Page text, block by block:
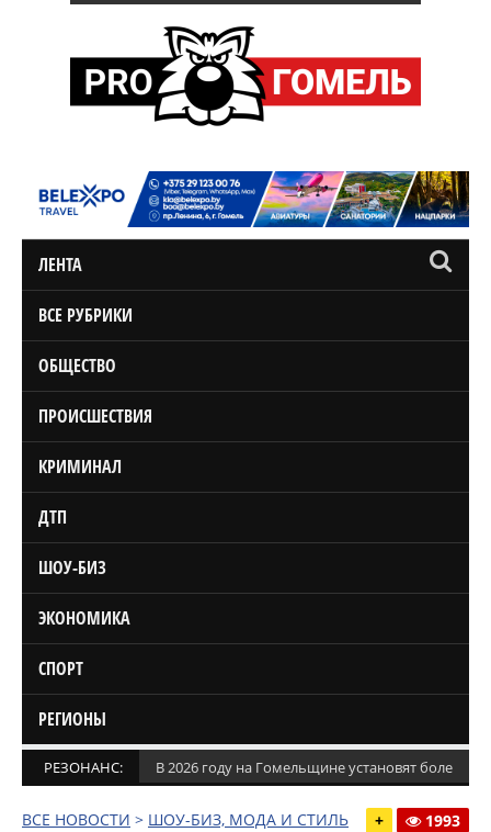
ЛЕНТА
ВСЕ РУБРИКИ
ОБЩЕСТВО
ПРОИСШЕСТВИЯ
КРИМИНАЛ
ДТП
ШОУ-БИЗ
ЭКОНОМИКА
СПОРТ
РЕГИОНЫ
РЕЗОНАНС: В 2026 году на Гомельщине установят более
ВСЕ НОВОСТИ > ШОУ-БИЗ, МОДА И СТИЛЬ + 1993